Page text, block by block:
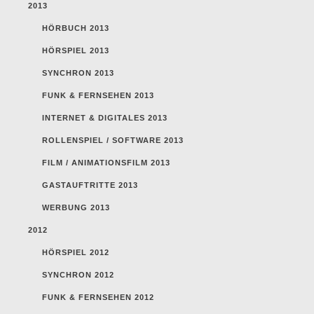
2013
HÖRBUCH 2013
HÖRSPIEL 2013
SYNCHRON 2013
FUNK & FERNSEHEN 2013
INTERNET & DIGITALES 2013
ROLLENSPIEL / SOFTWARE 2013
FILM / ANIMATIONSFILM 2013
GASTAUFTRITTE 2013
WERBUNG 2013
2012
HÖRSPIEL 2012
SYNCHRON 2012
FUNK & FERNSEHEN 2012